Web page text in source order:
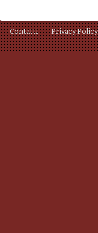
Contatti Privacy Policy